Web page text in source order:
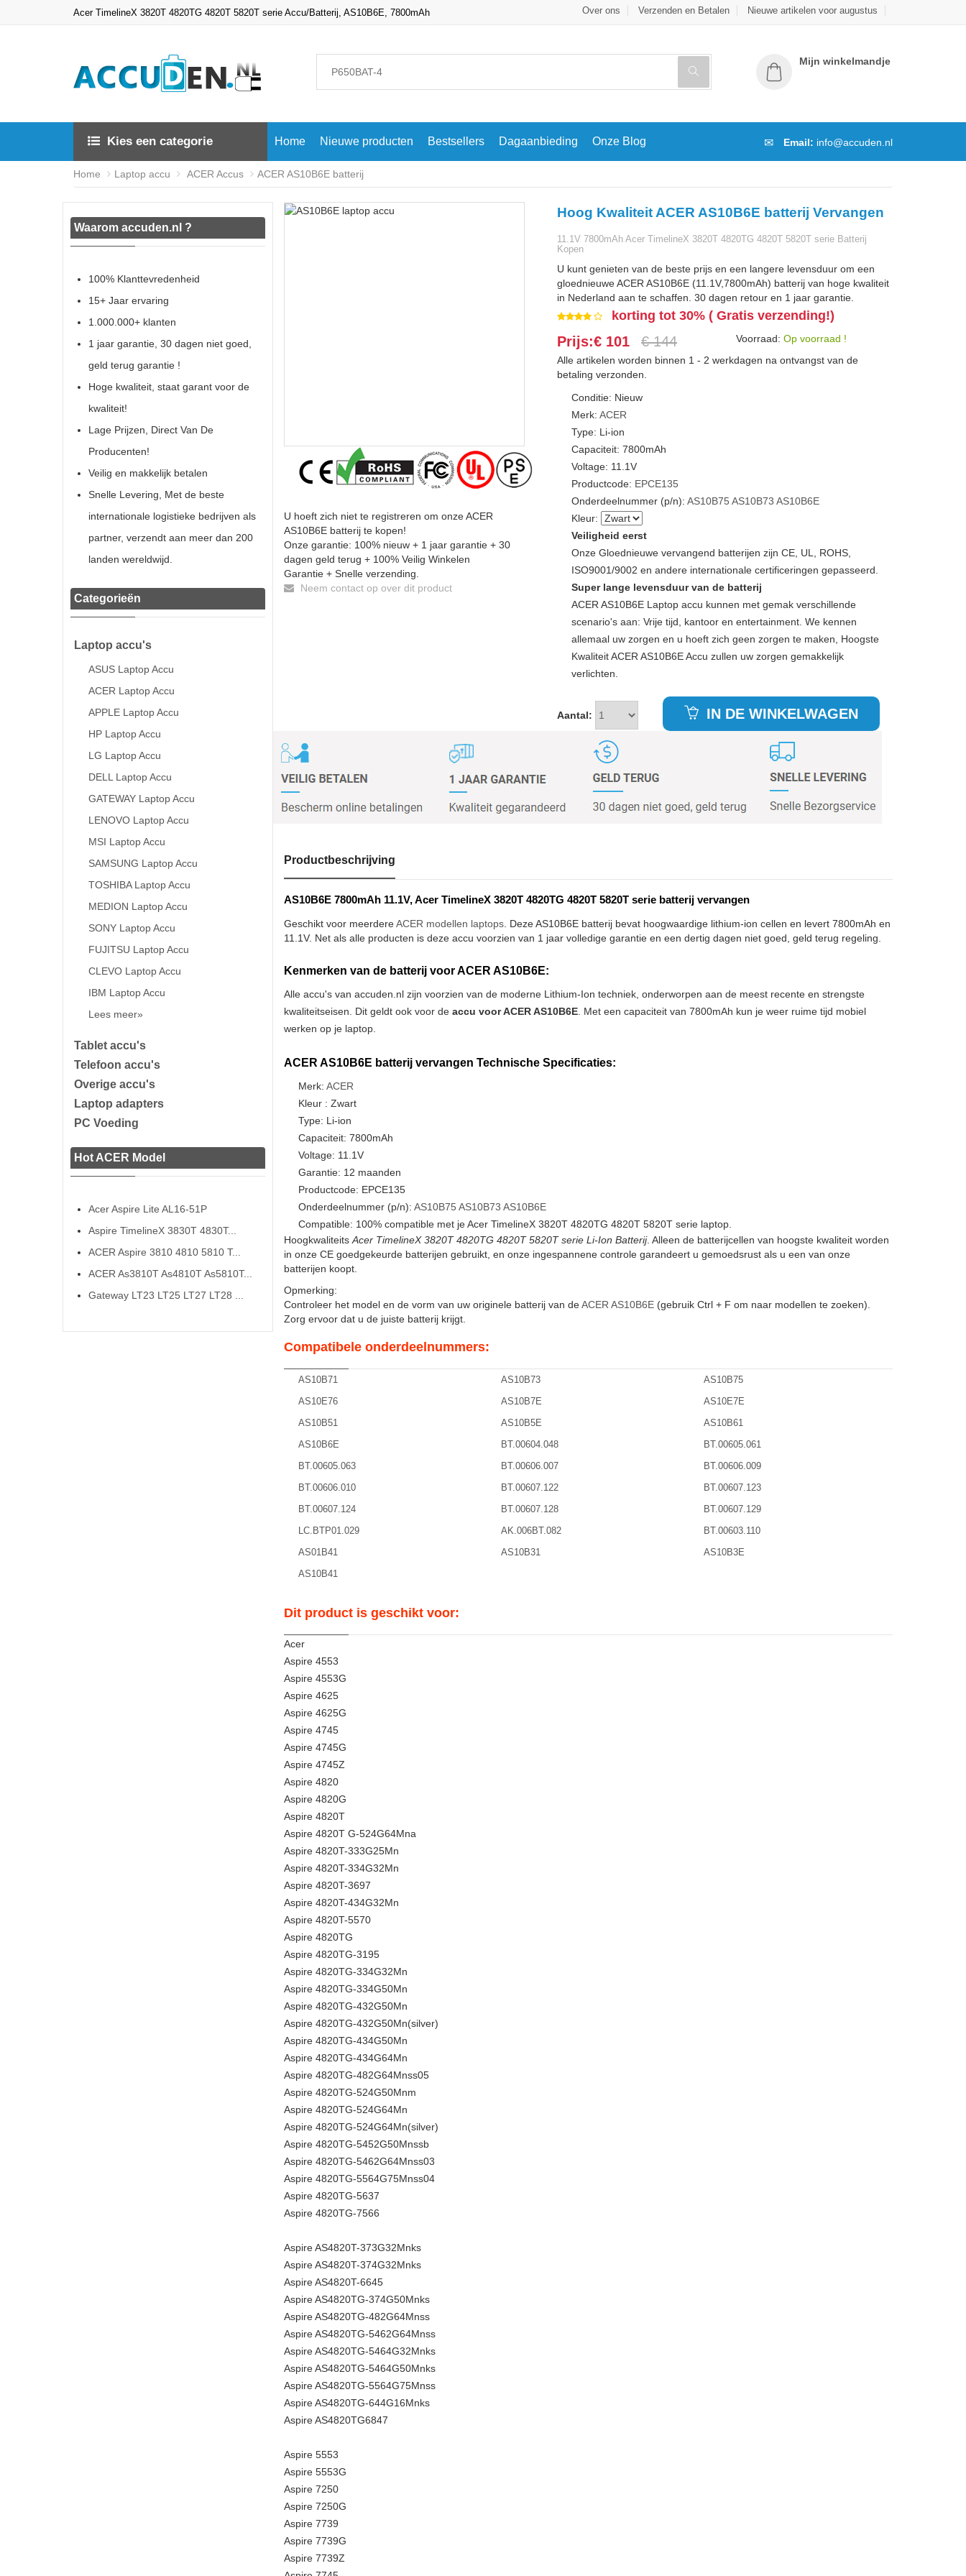
Acer TimelineX 3820T 4820TG 4820T 5820T serie Accu/Batterij, AS10B6E, 7800mAh Over ons Verzenden en Betalen Nieuwe artikelen voor augustus
Mijn winkelmandje
Kies een categorie Home Nieuwe producten Bestsellers Dagaanbieding Onze Blog Email: info@accuden.nl
Home Laptop accu ACER Accus ACER AS10B6E batterij
Waarom accuden.nl ?
100% Klanttevredenheid
15+ Jaar ervaring
1.000.000+ klanten
1 jaar garantie, 30 dagen niet goed,
geld terug garantie !
Hoge kwaliteit, staat garant voor de
kwaliteit!
Lage Prijzen, Direct Van De
Producenten!
Veilig en makkelijk betalen
Snelle Levering, Met de beste
internationale logistieke bedrijven als
partner, verzendt aan meer dan 200
landen wereldwijd.
Categorieën
Laptop accu's
ASUS Laptop Accu
ACER Laptop Accu
APPLE Laptop Accu
HP Laptop Accu
LG Laptop Accu
DELL Laptop Accu
GATEWAY Laptop Accu
LENOVO Laptop Accu
MSI Laptop Accu
SAMSUNG Laptop Accu
TOSHIBA Laptop Accu
MEDION Laptop Accu
SONY Laptop Accu
FUJITSU Laptop Accu
CLEVO Laptop Accu
IBM Laptop Accu
Lees meer»
Tablet accu's
Telefoon accu's
Overige accu's
Laptop adapters
PC Voeding
Hot ACER Model
Acer Aspire Lite AL16-51P
Aspire TimelineX 3830T 4830T...
ACER Aspire 3810 4810 5810 T...
ACER As3810T As4810T As5810T...
Gateway LT23 LT25 LT27 LT28 ...
U hoeft zich niet te registreren om onze ACER
AS10B6E batterij te kopen!
Onze garantie: 100% nieuw + 1 jaar garantie + 30
dagen geld terug + 100% Veilig Winkelen
Garantie + Snelle verzending.
Neem contact op over dit product
Hoog Kwaliteit ACER AS10B6E batterij Vervangen
11.1V 7800mAh Acer TimelineX 3820T 4820TG 4820T 5820T serie Batterij
Kopen
U kunt genieten van de beste prijs en een langere levensduur om een
gloednieuwe ACER AS10B6E (11.1V,7800mAh) batterij van hoge kwaliteit
in Nederland aan te schaffen. 30 dagen retour en 1 jaar garantie.
korting tot 30% ( Gratis verzending!)
Prijs:€ 101 € 144 Voorraad: Op voorraad !
Alle artikelen worden binnen 1 - 2 werkdagen na ontvangst van de
betaling verzonden.
Conditie: Nieuw
Merk:ACER
Type: Li-ion
Capaciteit: 7800mAh
Voltage: 11.1V
Productcode: EPCE135
Onderdeelnummer (p/n):AS10B75 AS10B73 AS10B6E
Kleur:
Veiligheid eerst
Onze Gloednieuwe vervangend batterijen zijn CE, UL, ROHS,
ISO9001/9002 en andere internationale certificeringen gepasseerd.
Super lange levensduur van de batterij
ACER AS10B6E Laptop accu kunnen met gemak verschillende
scenario's aan: Vrije tijd, kantoor en entertainment. We kennen
allemaal uw zorgen en u hoeft zich geen zorgen te maken, Hoogste
Kwaliteit ACER AS10B6E Accu zullen uw zorgen gemakkelijk
verlichten.
Aantal: IN DE WINKELWAGEN
Productbeschrijving
AS10B6E 7800mAh 11.1V, Acer TimelineX 3820T 4820TG 4820T 5820T serie batterij vervangen
Geschikt voor meerdereACER modellen laptops. Deze AS10B6E batterij bevat hoogwaardige lithium-ion cellen en levert 7800mAh en
11.1V. Net als alle producten is deze accu voorzien van 1 jaar volledige garantie en een dertig dagen niet goed, geld terug regeling.
Kenmerken van de batterij voor ACER AS10B6E:
Alle accu's van accuden.nl zijn voorzien van de moderne Lithium-Ion techniek, onderworpen aan de meest recente en strengste
kwaliteitseisen. Dit geldt ook voor de accu voor ACER AS10B6E. Met een capaciteit van 7800mAh kun je weer ruime tijd mobiel
werken op je laptop.
ACER AS10B6E batterij vervangen Technische Specificaties:
Merk: ACER
Kleur : Zwart
Type: Li-ion
Capaciteit: 7800mAh
Voltage: 11.1V
Garantie: 12 maanden
Productcode: EPCE135
Onderdeelnummer (p/n): AS10B75 AS10B73 AS10B6E
Compatible: 100% compatible met je Acer TimelineX 3820T 4820TG 4820T 5820T serie laptop.
Hoogkwaliteits Acer TimelineX 3820T 4820TG 4820T 5820T serie Li-Ion Batterij. Alleen de batterijcellen van hoogste kwaliteit worden
in onze CE goedgekeurde batterijen gebruikt, en onze ingespannene controle garandeert u gemoedsrust als u een van onze
batterijen koopt.
Opmerking:
Controleer het model en de vorm van uw originele batterij van deACER AS10B6E(gebruik Ctrl + F om naar modellen te zoeken).
Zorg ervoor dat u de juiste batterij krijgt.
Compatibele onderdeelnummers:
AS10B71 AS10B73
AS10B75
AS10E76
AS10B7E
AS10E7E
AS10B51
AS10B5E
AS10B61
AS10B6E
BT.00604.048
BT.00605.061
BT.00605.063
BT.00606.007
BT.00606.009
BT.00606.010
BT.00607.122
BT.00607.123
BT.00607.124
BT.00607.128
BT.00607.129
LC.BTP01.029
AK.006BT.082
BT.00603.110
AS01B41
AS10B31
AS10B3E
AS10B41
Dit product is geschikt voor:
Acer
Aspire 4553
Aspire 4553G
Aspire 4625
Aspire 4625G
Aspire 4745
Aspire 4745G
Aspire 4745Z
Aspire 4820
Aspire 4820G
Aspire 4820T
Aspire 4820T G-524G64Mna
Aspire 4820T-333G25Mn
Aspire 4820T-334G32Mn
Aspire 4820T-3697
Aspire 4820T-434G32Mn
Aspire 4820T-5570
Aspire 4820TG
Aspire 4820TG-3195
Aspire 4820TG-334G32Mn
Aspire 4820TG-334G50Mn
Aspire 4820TG-432G50Mn
Aspire 4820TG-432G50Mn(silver)
Aspire 4820TG-434G50Mn
Aspire 4820TG-434G64Mn
Aspire 4820TG-482G64Mnss05
Aspire 4820TG-524G50Mnm
Aspire 4820TG-524G64Mn
Aspire 4820TG-524G64Mn(silver)
Aspire 4820TG-5452G50Mnssb
Aspire 4820TG-5462G64Mnss03
Aspire 4820TG-5564G75Mnss04
Aspire 4820TG-5637
Aspire 4820TG-7566
Aspire AS4820T-373G32Mnks
Aspire AS4820T-374G32Mnks
Aspire AS4820T-6645
Aspire AS4820TG-374G50Mnks
Aspire AS4820TG-482G64Mnss
Aspire AS4820TG-5462G64Mnss
Aspire AS4820TG-5464G32Mnks
Aspire AS4820TG-5464G50Mnks
Aspire AS4820TG-5564G75Mnss
Aspire AS4820TG-644G16Mnks
Aspire AS4820TG6847
Aspire 5553
Aspire 5553G
Aspire 7250
Aspire 7250G
Aspire 7739
Aspire 7739G
Aspire 7739Z